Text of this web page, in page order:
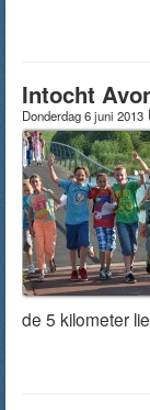
Intocht
Donderdag 6 juni 2013
de 5 kilometer